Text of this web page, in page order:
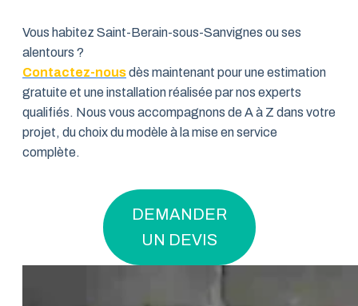
Vous habitez Saint-Berain-sous-Sanvignes ou ses
alentours ?
Contactez-nousdès maintenant pour une estimation
gratuite et une installation réalisée par nos experts
qualifiés. Nous vous accompagnons de A à Z dans votre
projet, du choix du modèle à la mise en service
complète.
DEMANDER
UN DEVIS